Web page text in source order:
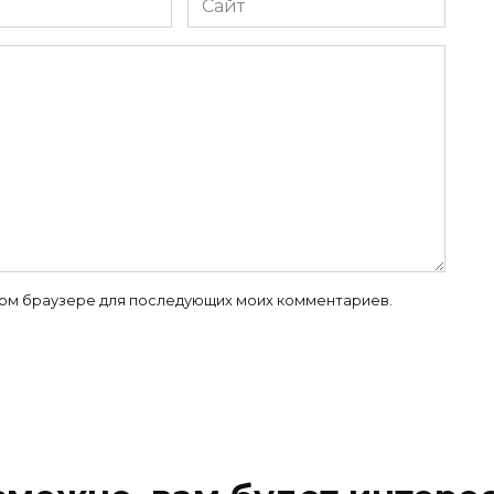
браузере для последующих моих комментариев.